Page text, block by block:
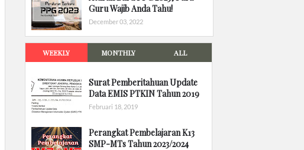
Guru Wajib Anda Tahu!
December 03, 2022
WEEKLY MONTHLY ALL
Surat Pemberitahuan Update
Data EMIS PTKIN Tahun 2019
Februari 18, 2019
Perangkat Pembelajaran K13
SMP-MTs Tahun 2023/2024